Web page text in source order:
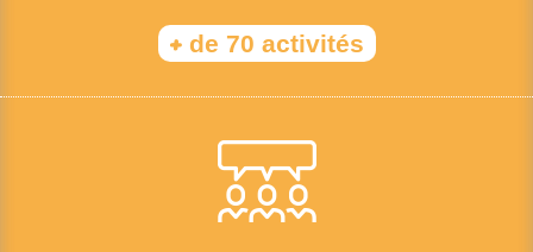
+de 70 activités